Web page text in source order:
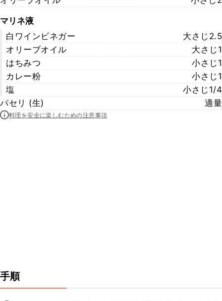
マリネ液
白ワインビネガー
大さじ2.5
オリーブオイル
大さじ1
はちみつ
小さじ1
カレー粉
小さじ1
塩
小さじ1/4
パセリ (生)
適量
料理を安全に楽しむための注意事項
手順